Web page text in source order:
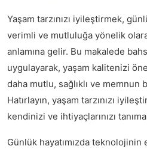
Yaşam tarzınızı iyileştirmek,
verimli ve mutluluğa yönelik
anlamına gelir. Bu makalede
uygulayarak, yaşam kalitenizi
daha mutlu, sağlıklı ve
Hatırlayın, yaşam tarzınızı
kendinizi ve ihtiyaçlarınızı
Günlük hayatımızda